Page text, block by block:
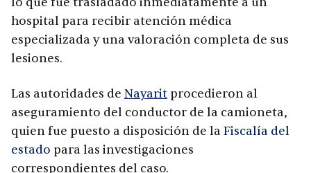
hospital para recibir atención médica
especializada y una valoración completa de sus
lesiones.
Las autoridades de Nayarit procedieron al
aseguramiento del conductor de la camioneta,
quien fue puesto a disposición de la Fiscalía del
estado para las investigaciones
correspondientes del caso.